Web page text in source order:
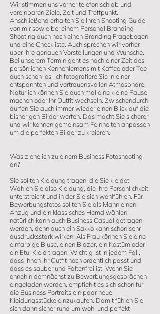
Wir stimmen uns vorher telefonisch ab und
vereinbaren Ziele, Zeit und Treffpunkt.
Anschließend erhalten Sie Ihren Shooting Guide
von mir sowie bei einem Personal Branding
Shooting auch noch einen Branding Fragebogen
und eine Checkliste. Auch sprechen wir vorher
über Ihre genauen Vorstellungen und Wünsche.
Bei unserem Termin geht es nach einer Zeit des
persönlichen Kennenlernens mit Kaffee oder Tee
auch schon los. Ich fotografiere Sie in einer
entspannten und vertrauensvollen Atmosphäre.
Natürlich können Sie auch mal eine kleine Pause
machen oder Ihr Outfit wechseln. Zwischendurch
dürfen Sie auch immer wieder einen Blick auf die
bisherigen Bilder werfen. Das macht Sie sicherer
und wir können gemeinsam Feinheiten anpassen
um die perfekten Bilder zu kreieren.
Was ziehe ich zu einem Business Fotoshooting
an?
Sie sollten Kleidung tragen, die Sie kleidet.
Wählen Sie also Kleidung, die Ihre Persönlichkeit
unterstreicht und in der Sie sich wohlfühlen. Für
Bewerbungsfotos sollten Sie als Mann einen
Anzug und ein klassisches Hemd wählen,
natürlich kann auch Business Casual getragen
werden, denn auch ein Sakko kann schon sehr
ausdrucksstark wirken. Als Frau können Sie eine
einfarbige Bluse, einen Blazer, ein Kostüm oder
ein Etui Kleid tragen. Wichtig ist in jedem Fall,
dass Ihnen Ihr Outfit noch ordentlich passt und
dass es sauber und Faltenfrei ist. Wenn Sie
ohnehin demnächst zu Bewerbungsgesprächen
eingeladen werden, empfiehlt es sich schon für
die Business Portraits ein paar neue
Kleidungsstücke einzukaufen. Damit fühlen Sie
sich dann sicher rund um wohl und perfekt